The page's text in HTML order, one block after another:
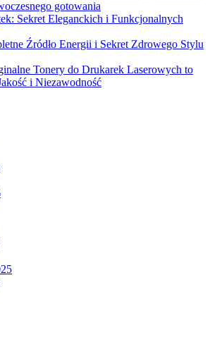
gotowania
Sekret Eleganckich i Funkcjonalnych
Źródło Energii i Sekret Zdrowego Stylu
Tonery do Drukarek Laserowych to
i Niezawodność